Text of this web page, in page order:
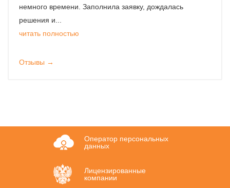
немного времени. Заполнила заявку, дождалась
решения и...
читать полностью
Отзывы →
Оператор персональных
данных
Лицензированные
компании